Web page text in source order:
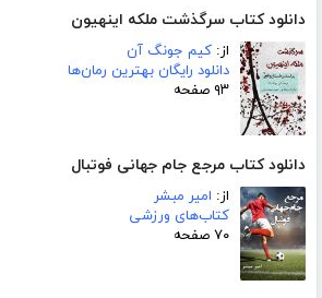
دانلود کتاب سرگذشت ملکه اینهیون
از: کیم جونگ آن
دانلود رایگان بهترین رمان‌ها
۹۳ صفحه
دانلود کتاب مرجع جام جهانی فوتبال
از: امیر مبشر
کتاب‌های ورزشی
۷۰ صفحه